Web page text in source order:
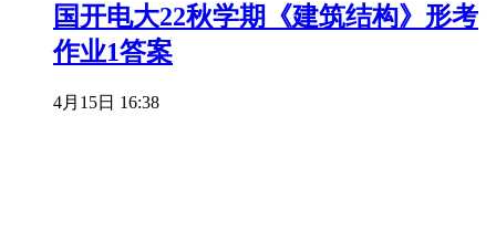
国开电大22秋学期《建筑结构》形考
作业1答案
4月15日 16:38